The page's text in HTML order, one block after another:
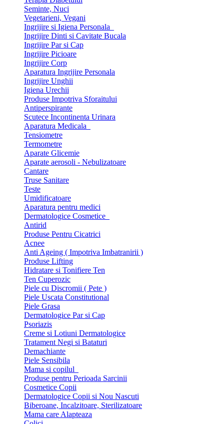
Seminte, Nuci
Vegetarieni, Vegani
Ingrijire si Igiena Personala
Ingrijire Dinti si Cavitate Bucala
Ingrijire Par si Cap
Ingrijire Picioare
Ingrijire Corp
Aparatura Ingrijire Personala
Ingrijire Unghii
Igiena Urechii
Produse Impotriva Sforaitului
Antiperspirante
Scutece Incontinenta Urinara
Aparatura Medicala
Tensiometre
Termometre
Aparate Glicemie
Aparate aerosoli - Nebulizatoare
Cantare
Truse Sanitare
Teste
Umidificatoare
Aparatura pentru medici
Dermatologice Cosmetice
Antirid
Produse Pentru Cicatrici
Acnee
Anti Ageing ( Impotriva Imbatranirii )
Produse Lifting
Hidratare si Tonifiere Ten
Ten Cuperozic
Piele cu Discromii ( Pete )
Piele Uscata Constitutional
Piele Grasa
Dermatologice Par si Cap
Psoriazis
Creme si Lotiuni Dermatologice
Tratament Negi si Bataturi
Demachiante
Piele Sensibila
Mama si copilul
Produse pentru Perioada Sarcinii
Cosmetice Copii
Dermatologice Copii si Nou Nascuti
Biberoane, Incalzitoare, Sterilizatoare
Mama care Alapteaza